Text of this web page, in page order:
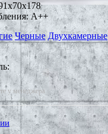
A++
Черные Двухкамерные
у менеджера